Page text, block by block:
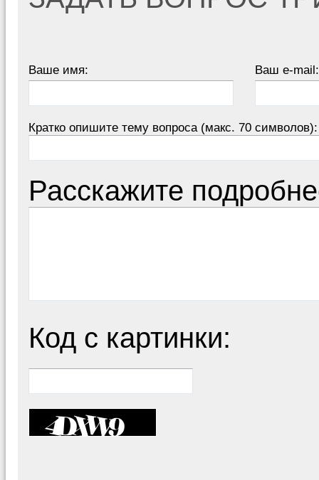
Ваше имя: Ваш e-mail:
Кратко опишите тему вопроса (макс. 70 символов):
Расскажите
Код с картинки: